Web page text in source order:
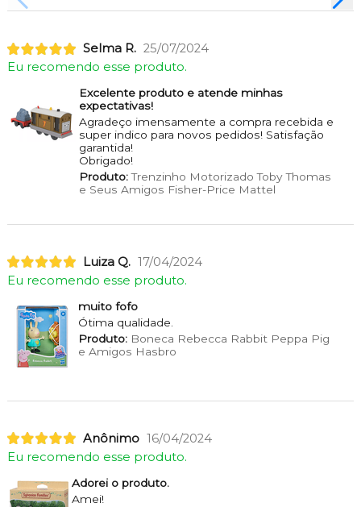
Selma R. 25/07/2024
Eu recomendo esse produto.
Excelente produto e atende minhas
expectativas!
Agradeço imensamente a compra recebida e
super indico para novos pedidos! Satisfação
garantida!
Obrigado!
Produto:Trenzinho Motorizado Toby Thomas
e Seus Amigos Fisher-Price Mattel
Luiza Q. 17/04/2024
Eu recomendo esse produto.
muito fofo
Ótima qualidade.
Produto:Boneca Rebecca Rabbit Peppa Pig
e Amigos Hasbro
Anônimo 16/04/2024
Eu recomendo esse produto.
Adorei o produto.
Amei!